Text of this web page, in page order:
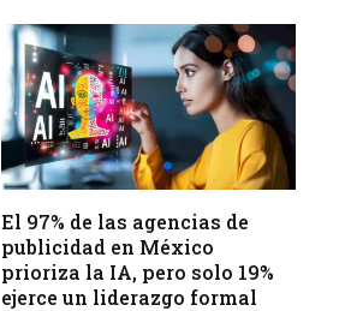
El 97% de las agencias de
publicidad en México
prioriza la IA, pero solo 19%
ejerce un liderazgo formal